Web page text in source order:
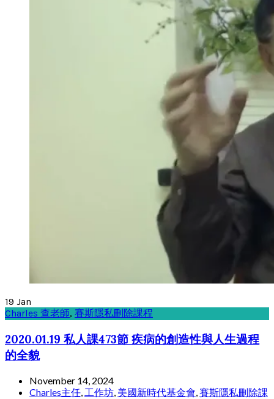
19 Jan
Charles 查老師, 賽斯隱私刪除課程
2020.01.19 私人課473節 疾病的創造性與人生過程
的全貌
November 14, 2024
Charles主任, 工作坊, 美國新時代基金會,賽斯隱私刪除課